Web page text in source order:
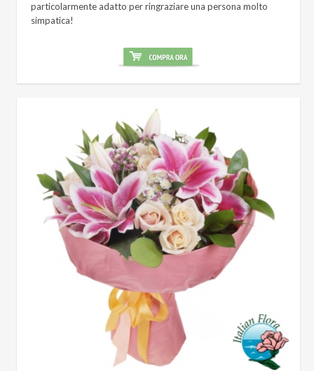
particolarmente adatto per ringraziare una persona molto
simpatica!